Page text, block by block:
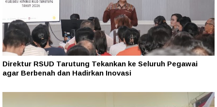
Direktur RSUD Tarutung Tekankan ke Seluruh Pegawai
agar Berbenah dan Hadirkan Inovasi